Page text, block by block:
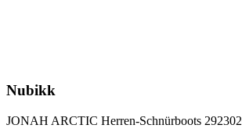
Nubikk
JONAH ARCTIC Herren-Schnürboots